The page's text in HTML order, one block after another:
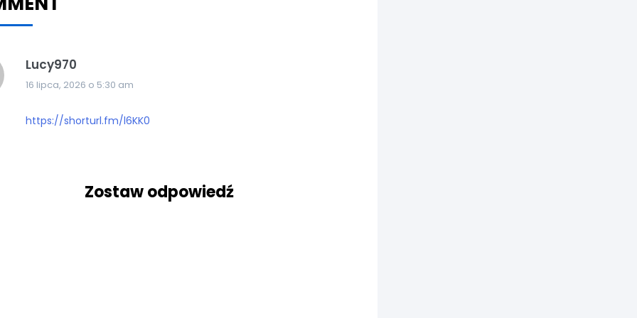
Lucy970
16 lipca, 2026 o 5:30 am
https://shorturl.fm/l6KK0
Zostaw odpowiedź